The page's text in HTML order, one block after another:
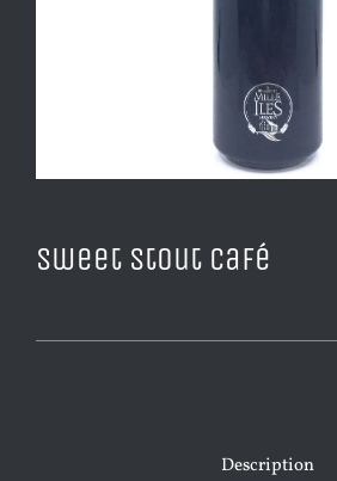
Sweet Stout Café
Description